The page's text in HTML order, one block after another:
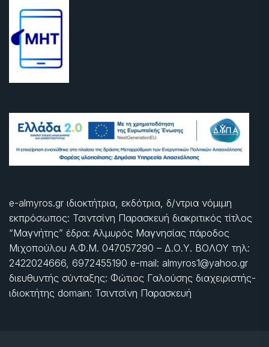
e-almyros.gr ιδιοκτήτρια, εκδότρια, δ/ντρια νόμιμη
εκπρόσωπος: Τσιντσίνη Παρασκευή διακριτικός τίτλος
“Μαγνήτης” έδρα: Αλμυρός Μαγνησίας πάροδος
Μιχοπούλου Α.Φ.Μ. 047057290 – Δ.Ο.Υ. ΒΟΛΟΥ τηλ:
2422024666, 6972455190 e-mail: almyros1@yahoo.gr
διευθυντής σύνταξης: Φώτιος Γαλούσης διαχειριστής-
ιδιοκτήτης domain: Τσιντσίνη Παρασκευή